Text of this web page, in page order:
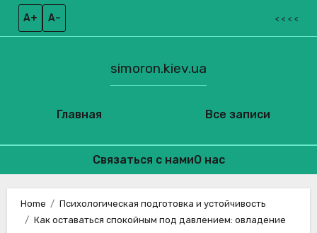
A+ A– < < < <
Главная
simoron.kiev.ua
Все записи
Связаться с намиО нас
content
Home
Психологическая подготовка и устойчивость
Как оставаться спокойным под давлением: овладение